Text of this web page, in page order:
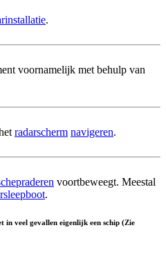
.
voornamelijk met behulp van
radarscherm navigeren.
voortbeweegt. Meestal
.
in veel gevallen eigenlijk een schip (Zie